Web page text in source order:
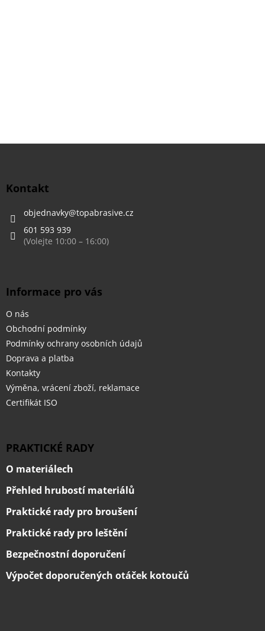
Z
Kontakt
objednavky@topabrasive.cz
601 593 939
Informace pro vás
O nás
Obchodní podmínky
Podmínky ochrany osobních údajů
Doprava a platba
Kontakty
Výměna, vrácení zboží, reklamace
Certifikát ISO
PRAKTICKÉ RADY
O materiálech
Přehled hrubostí materiálů
Praktické rady pro broušení
Praktické rady pro leštění
Bezpečnostní doporučení
Výpočet doporučených otáček kotoučů